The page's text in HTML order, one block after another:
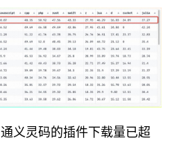
义灵码的插件下载量已超